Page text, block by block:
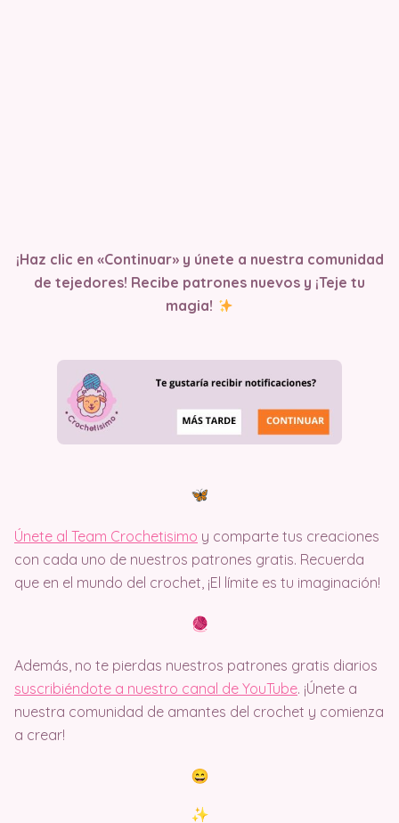
¡Haz clic en «Continuar» y únete a nuestra comunidad
de tejedores! Recibe patrones nuevos y ¡Teje tu
magia!
Únete al Team Crochetisimo y comparte tus creaciones
con cada uno de nuestros patrones gratis. Recuerda
que en el mundo del crochet, ¡El límite es tu imaginación!
Además, no te pierdas nuestros patrones gratis diarios
suscribiéndote a nuestro canal de YouTube. ¡Únete a
nuestra comunidad de amantes del crochet y comienza
a crear!